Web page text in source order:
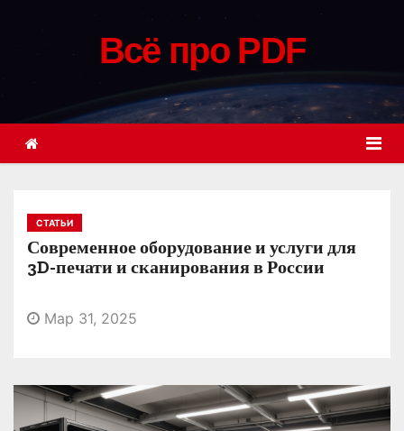
и
Всё про PDF
СТАТЬИ
Современное оборудование и услуги для
3D-печати и сканирования в России
Мар 31, 2025